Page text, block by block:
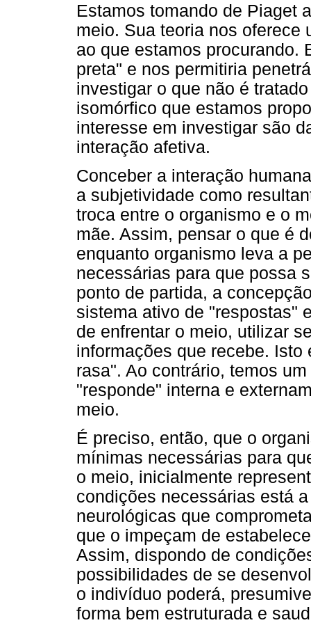
Estamos tomando de Piaget
meio. Sua teoria nos oferece
ao que estamos procurando.
preta" e nos permitiria
investigar o que não é
isomórfico que estamos
interesse em investigar são
interação afetiva.
Conceber a interação
a subjetividade como
troca entre o organismo e o
mãe. Assim, pensar o que é
enquanto organismo leva a
necessárias para que possa
ponto de partida, a
sistema ativo de "respostas"
de enfrentar o meio, utilizar
informações que recebe.
rasa". Ao contrário, temos
"responde" interna e
meio.
É preciso, então, que o
mínimas necessárias para
o meio, inicialmente
condições necessárias está
neurológicas que
que o impeçam de
Assim, dispondo de
possibilidades de se
o indivíduo poderá,
forma bem estruturada e